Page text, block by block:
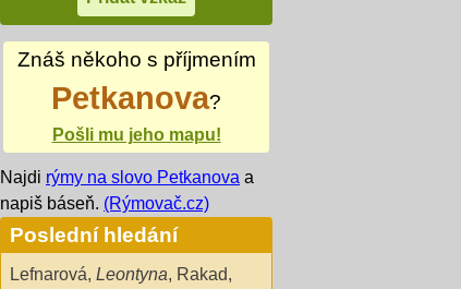
Znáš někoho s příjmením
Petkanova?
Pošli mu jeho mapu!
Najdi rýmy na slovo Petkanova a
napiš báseň. (Rýmovač.cz)
Poslední hledání
Lefnarová, Leontyna, Rakad,